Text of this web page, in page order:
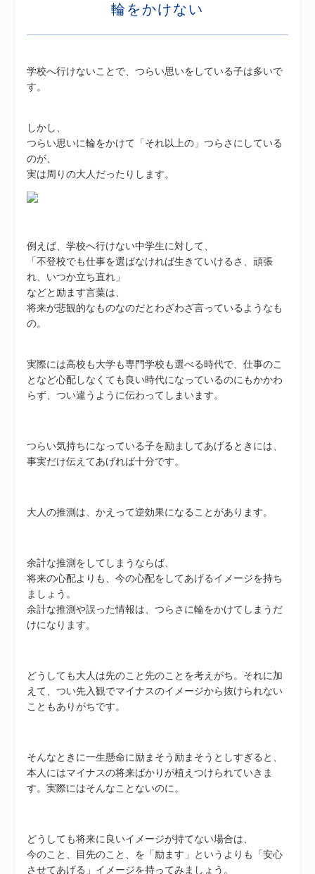
輪をかけない
学校へ行けないことで、つらい思いをしている子は多いで
す。
しかし、
つらい思いに輪をかけて「それ以上の」つらさにしている
のが、
実は周りの大人だったりします。
例えば、学校へ行けない中学生に対して、
「不登校でも仕事を選ばなければ生きていけるさ、頑張
れ、いつか立ち直れ」
などと励ます言葉は、
将来が悲観的なものなのだとわざわざ言っているようなも
の。
実際には高校も大学も専門学校も選べる時代で、仕事のこ
となど心配しなくても良い時代になっているのにもかかわ
らず、つい違うように伝わってしまいます。
つらい気持ちになっている子を励ましてあげるときには、
事実だけ伝えてあげれば十分です。
大人の推測は、かえって逆効果になることがあります。
余計な推測をしてしまうならば、
将来の心配よりも、今の心配をしてあげるイメージを持ち
ましょう。
余計な推測や誤った情報は、つらさに輪をかけてしまうだ
けになります。
どうしても大人は先のこと先のことを考えがち。それに加
えて、つい先入観でマイナスのイメージから抜けられない
こともありがちです。
そんなときに一生懸命に励まそう励まそうとしすぎると、
本人にはマイナスの将来ばかりが植えつけられていきま
す。実際にはそんなことないのに。
どうしても将来に良いイメージが持てない場合は、
今のこと、目先のこと、を「励ます」というよりも「安心
させてあげる」イメージを持ってみましょう。